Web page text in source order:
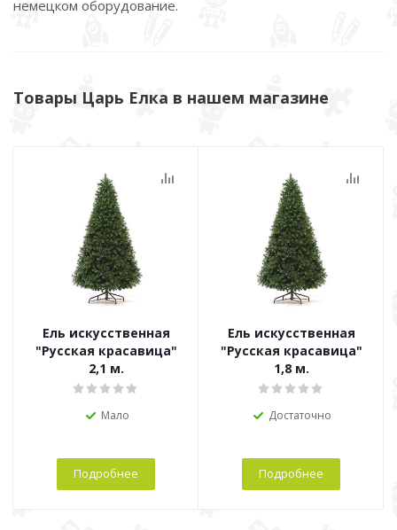
немецком оборудование.
Товары Царь Елка в нашем магазине
Ель искусственная
"Русская красавица"
2,1 м.
Мало
Подробнее
Ель искусственная
"Русская красавица"
1,8 м.
Достаточно
Подробнее